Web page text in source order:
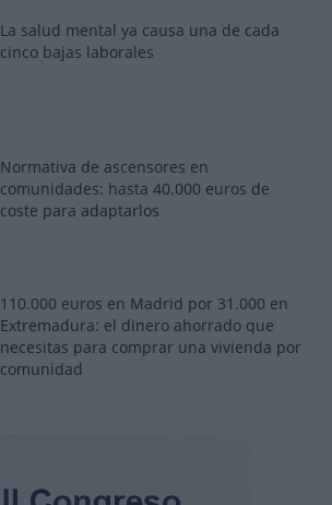
La salud mental ya causa una de cada
cinco bajas laborales
Normativa de ascensores en
comunidades: hasta 40.000 euros de
coste para adaptarlos
110.000 euros en Madrid por 31.000 en
Extremadura: el dinero ahorrado que
necesitas para comprar una vivienda por
comunidad